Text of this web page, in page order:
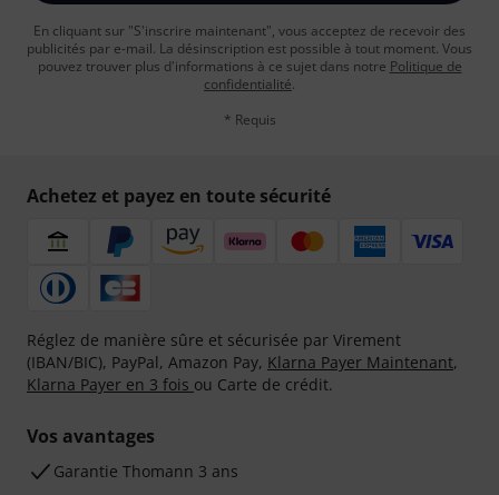
En cliquant sur "S'inscrire maintenant", vous acceptez de recevoir des
publicités par e-mail. La désinscription est possible à tout moment. Vous
pouvez trouver plus d'informations à ce sujet dans notre Politique de
confidentialité.
* Requis
Achetez et payez en toute sécurité
Réglez de manière sûre et sécurisée par Virement
(IBAN/BIC), PayPal, Amazon Pay, Klarna Payer Maintenant,
Klarna Payer en 3 fois ou Carte de crédit.
Vos avantages
Ga­ran­tie Thomann 3 ans